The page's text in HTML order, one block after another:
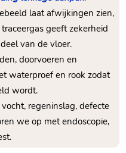
laat afwijkingen zien,
geeft zekerheid
van de vloer.​
doorvoeren en
waterproef en rook zodat
wordt.​
regeninslag, defecte
we op met endoscopie,